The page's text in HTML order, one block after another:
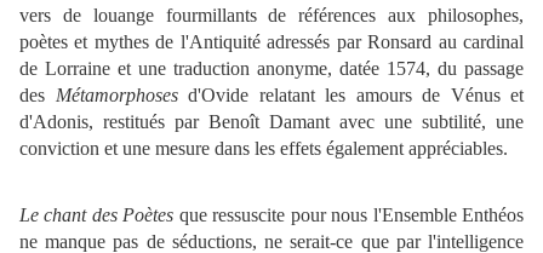
vers de louange fourmillants de références aux philosophes,
poètes et mythes de l'Antiquité adressés par Ronsard au cardinal
de Lorraine et une traduction anonyme, datée 1574, du passage
des Métamorphosesd'Ovide relatant les amours de Vénus et
d'Adonis, restitués par Benoît Damant avec une subtilité, une
conviction et une mesure dans les effets également appréciables.
Le chant des Poètes que ressuscite pour nous l'Ensemble Enthéos
ne manque pas de séductions, ne serait-ce que par l'intelligence